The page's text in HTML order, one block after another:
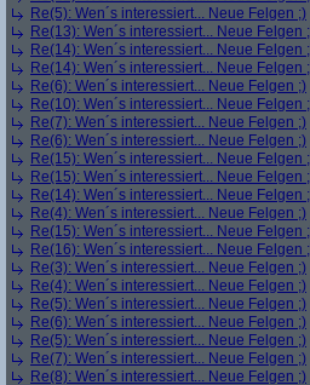
Re(5): Wen´s interessiert... Neue Felgen ;)
Re(13): Wen´s interessiert... Neue Felgen
Re(14): Wen´s interessiert... Neue Felgen
Re(14): Wen´s interessiert... Neue Felgen
Re(6): Wen´s interessiert... Neue Felgen ;)
Re(10): Wen´s interessiert... Neue Felgen
Re(7): Wen´s interessiert... Neue Felgen ;)
Re(6): Wen´s interessiert... Neue Felgen ;)
Re(15): Wen´s interessiert... Neue Felgen
Re(15): Wen´s interessiert... Neue Felgen
Re(14): Wen´s interessiert... Neue Felgen
Re(4): Wen´s interessiert... Neue Felgen ;)
Re(15): Wen´s interessiert... Neue Felgen
Re(16): Wen´s interessiert... Neue Felgen
Re(3): Wen´s interessiert... Neue Felgen ;)
Re(4): Wen´s interessiert... Neue Felgen ;)
Re(5): Wen´s interessiert... Neue Felgen ;)
Re(6): Wen´s interessiert... Neue Felgen ;)
Re(5): Wen´s interessiert... Neue Felgen ;)
Re(7): Wen´s interessiert... Neue Felgen ;)
Re(8): Wen´s interessiert... Neue Felgen ;)